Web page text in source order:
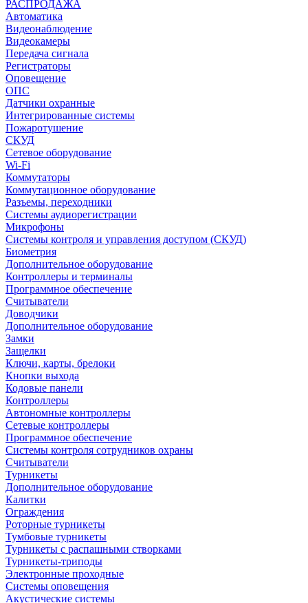
РАСПРОДАЖА
Автоматика
Видеонаблюдение
Видеокамеры
Передача сигнала
Регистраторы
Оповещение
ОПС
Датчики охранные
Интегрированные системы
Пожаротушение
СКУД
Сетевое оборудование
Wi-Fi
Коммутаторы
Коммутационное оборудование
Разъемы, переходники
Системы аудиорегистрации
Микрофоны
Системы контроля и управления доступом (СКУД)
Биометрия
Дополнительное оборудование
Контроллеры и терминалы
Программное обеспечение
Считыватели
Доводчики
Дополнительное оборудование
Замки
Защелки
Ключи, карты, брелоки
Кнопки выхода
Кодовые панели
Контроллеры
Автономные контроллеры
Сетевые контроллеры
Программное обеспечение
Системы контроля сотрудников охраны
Считыватели
Турникеты
Дополнительное оборудование
Калитки
Ограждения
Роторные турникеты
Тумбовые турникеты
Турникеты с распашными створками
Турникеты-триподы
Электронные проходные
Системы оповещения
Акустические системы